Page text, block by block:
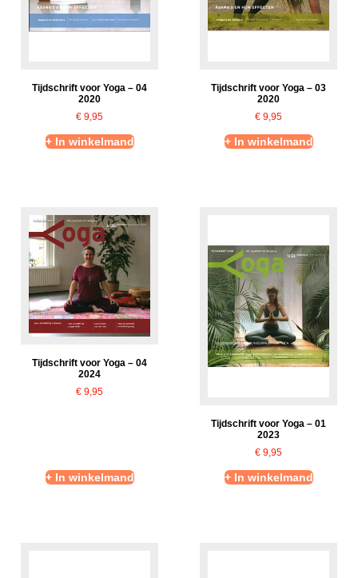
Tijdschrift voor Yoga – 04
2020
€ 9,95
+ In winkelmand
Tijdschrift voor Yoga – 03
2020
€ 9,95
+ In winkelmand
Tijdschrift voor Yoga – 04
2024
€ 9,95
+ In winkelmand
Tijdschrift voor Yoga – 01
2023
€ 9,95
+ In winkelmand